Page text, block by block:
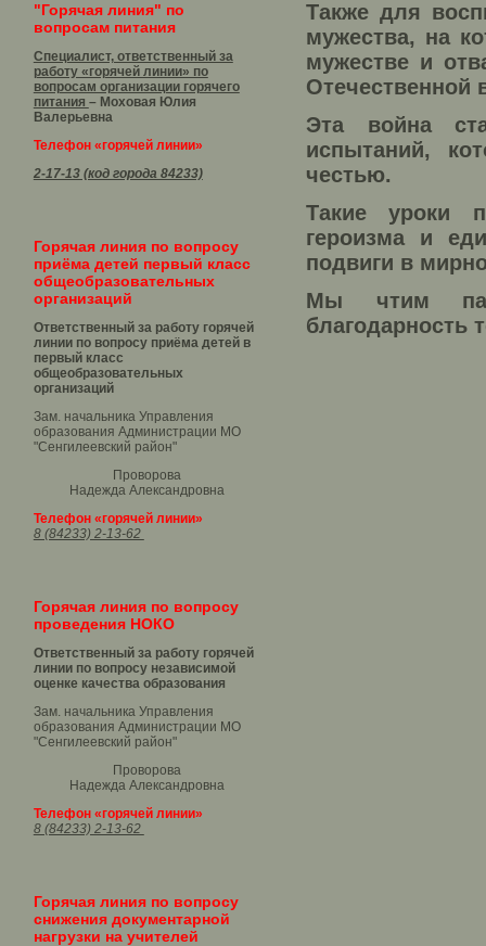
"Горячая линия" по
вопросам питания
Специалист, ответственный за
работу «горячей линии» по
вопросам организации горячего
питания – Моховая Юлия
Валерьевна
Телефон «горячей линии»
2-17-13 (код города 84233)
Горячая линия по вопросу
приёма детей первый класс
общеобразовательных
организаций
Ответственный за работу горячей
линии по вопросу приёма детей в
первый класс
общеобразовательных
организаций
Зам. начальника Управления
образования Администрации МО
"Сенгилеевский район"
Проворова
Надежда Александровна
Телефон «горячей линии»
8 (84233) 2-13-62
Горячая линия по вопросу
проведения НОКО
Ответственный за работу горячей
линии по вопросу независимой
оценке качества образования
Зам. начальника Управления
образования Администрации МО
"Сенгилеевский район"
Проворова
Надежда Александровна
Телефон «горячей линии»
8 (84233) 2-13-62
Горячая линия по вопросу
снижения документарной
нагрузки на учителей
Также для
мужества, на
мужестве и
Отечественной
Эта война
испытаний,
честью.
Такие уроки
героизма и
подвиги в
Мы чтим
благодарность